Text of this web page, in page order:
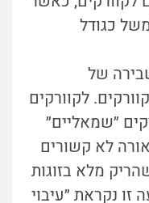
כגודל
של
לקוורקים
״שמאליים״
לא קשורים
מלא בזוגות
זו נקראת ״עיבוי